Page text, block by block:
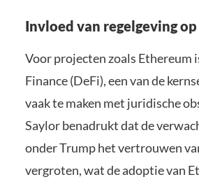
Invloed van regelgeving
Voor projecten zoals Ethereum
Finance (DeFi), een van de
vaak te maken met juridische
Saylor benadrukt dat de
onder Trump het vertrouwen
vergroten, wat de adoptie van